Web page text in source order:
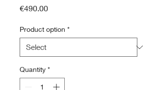
€490.00Price
Product option *
Quantity *